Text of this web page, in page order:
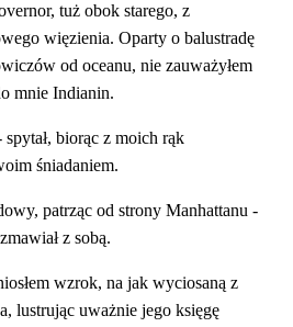
tuż obok starego, z
więzienia. Oparty o balustradę
od oceanu, nie zauważyłem
mnie Indianin.
biorąc z moich rąk
śniadaniem.
patrząc od strony Manhattanu -
z sobą.
wzrok, na jak wyciosaną z
lustrując uważnie jego księgę